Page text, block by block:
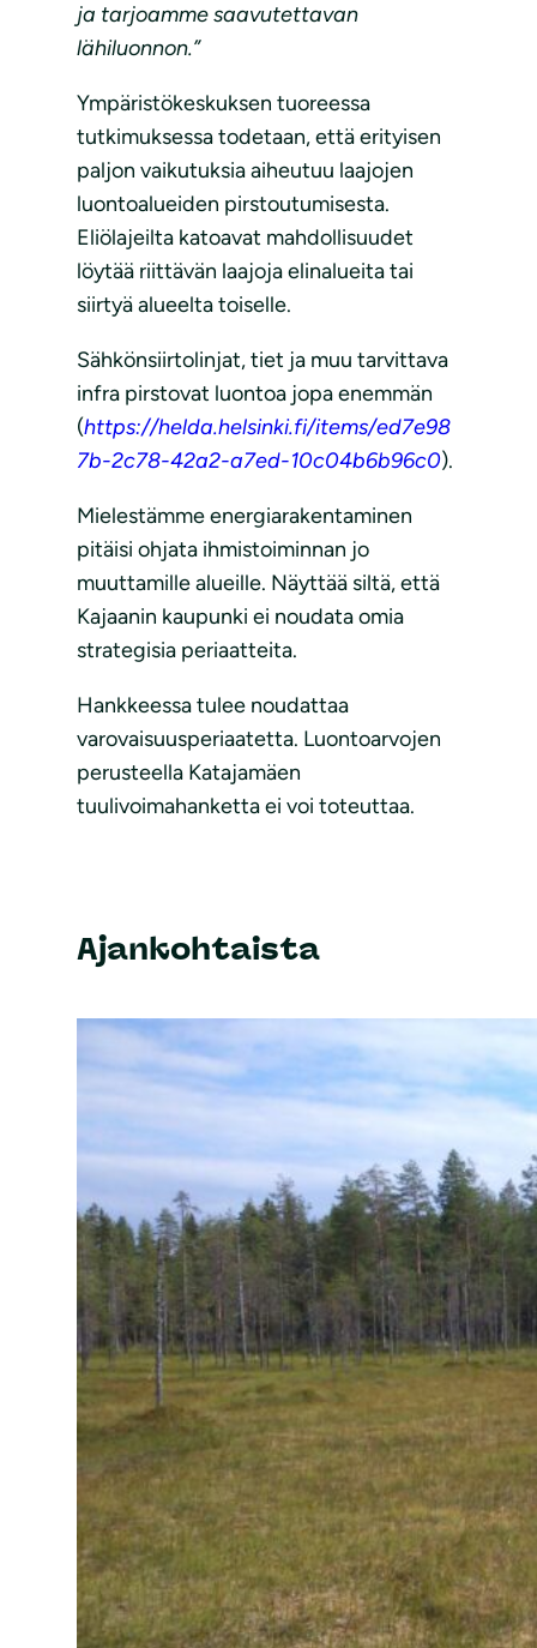
ja tarjoamme saavutettavan
lähiluonnon.”
Ympäristökeskuksen tuoreessa
tutkimuksessa todetaan, että erityisen
paljon vaikutuksia aiheutuu laajojen
luontoalueiden pirstoutumisesta.
Eliölajeilta katoavat mahdollisuudet
löytää riittävän laajoja elinalueita tai
siirtyä alueelta toiselle.
Sähkönsiirtolinjat, tiet ja muu tarvittava
infra pirstovat luontoa jopa enemmän
(https://helda.helsinki.fi/items/ed7e98
7b-2c78-42a2-a7ed-10c04b6b96c0).
Mielestämme energiarakentaminen
pitäisi ohjata ihmistoiminnan jo
muuttamille alueille. Näyttää siltä, että
Kajaanin kaupunki ei noudata omia
strategisia periaatteita.
Hankkeessa tulee noudattaa
varovaisuusperiaatetta. Luontoarvojen
perusteella Katajamäen
tuulivoimahanketta ei voi toteuttaa.
Ajankohtaista